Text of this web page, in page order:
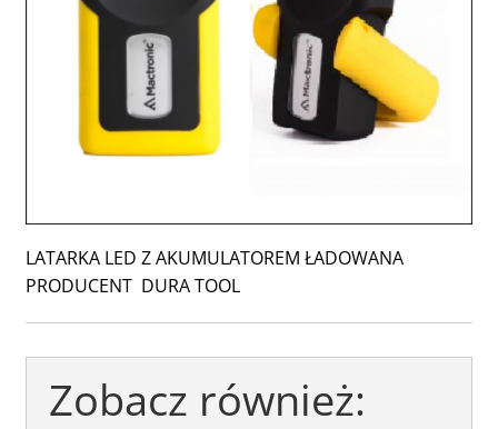
LATARKA LED Z AKUMULATOREM ŁADOWANA
PRODUCENT DURA TOOL
Zobacz również: